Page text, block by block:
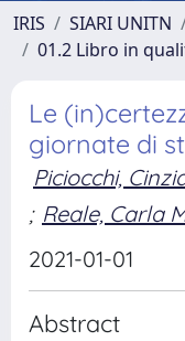
IRIS SIARI UNITN
01.2 Libro in
Le
giornate di
Piciocchi,
; Reale, Carla
2021-01-01
Abstract